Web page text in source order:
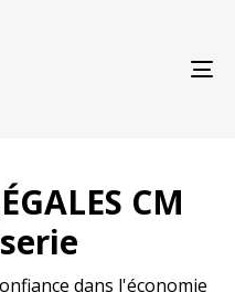
CM
dans l'économie